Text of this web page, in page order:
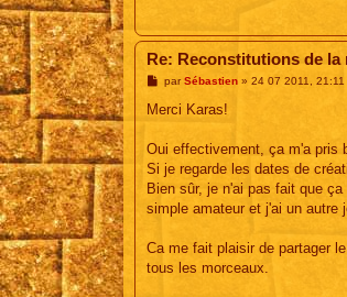
Re: Reconstitutions de la
M
s
g
parSébastien» 24 07 2011, 21:11
Merci Karas!
Oui effectivement, ça m'a pris
Si je regarde les dates de
Bien sûr, je n'ai pas fait que
simple amateur et j'ai un autre
Ca me fait plaisir de partager
tous les morceaux.